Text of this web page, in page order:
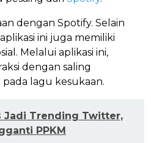
dengan Spotify. Selain
ini juga memiliki
Melalui aplikasi ini,
dengan saling
lagu kesukaan.
Jadi Trending Twitter,
PPKM